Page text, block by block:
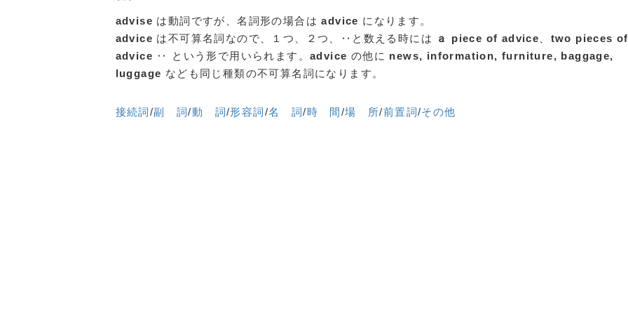
advise は動詞ですが、名詞形の場合はadvice になります。
advice は不可算名詞なので、１つ、２つ、‥と数える時には ａ piece of advice
two pieces of
advice ‥ という形で用いられます。 advice の他に news, information, furniture, baggage,
luggage なども同じ種類の不可算名詞になります。
接続詞/副 詞/動 詞/形容詞/名 詞/時 間/場 所/前置詞/その他